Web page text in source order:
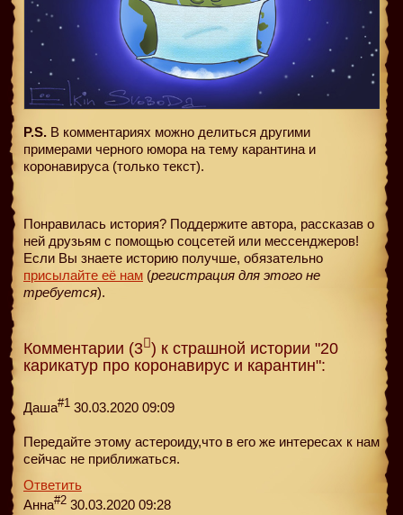
P.S. В комментариях можно делиться другими
примерами черного юмора на тему карантина и
коронавируса (только текст).
Понравилась история? Поддержите автора, рассказав о
ней друзьям с помощью соцсетей или мессенджеров!
Если Вы знаете историю получше, обязательно
присылайте её нам (регистрация для этого не
требуется).
Комментарии (3 ) к страшной истории "20
карикатур про коронавирус и карантин":
Даша#1 30.03.2020 09:09
Передайте этому астероиду,что в его же интересах к нам
сейчас не приближаться.
Ответить
Анна#2 30.03.2020 09:28